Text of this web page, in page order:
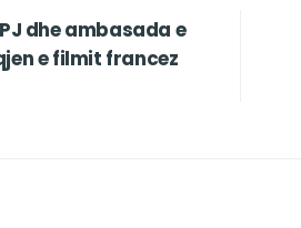
dhe ambasada e
e filmit francez